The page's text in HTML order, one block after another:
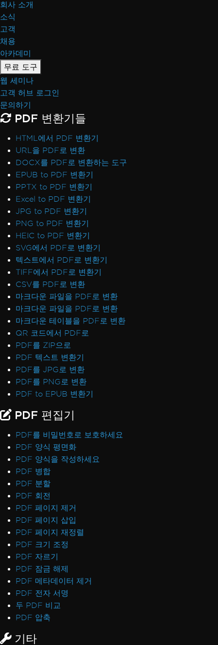
회사 소개
소식
고객
채용
아카데미
무료 도구
웹 세미나
고객 허브 로그인
문의하기
PDF 변환기들
HTML에서 PDF 변환기
URL을 PDF로 변환
DOCX를 PDF로 변환하는 도구
EPUB to PDF 변환기
PPTX to PDF 변환기
Excel to PDF 변환기
JPG to PDF 변환기
PNG to PDF 변환기
HEIC to PDF 변환기
SVG에서 PDF로 변환기
텍스트에서 PDF로 변환기
TIFF에서 PDF로 변환기
CSV를 PDF로 변환
마크다운 파일을 PDF로 변환
마크다운 파일을 PDF로 변환
마크다운 테이블을 PDF로 변환
QR 코드에서 PDF로
PDF를 ZIP으로
PDF 텍스트 변환기
PDF를 JPG로 변환
PDF를 PNG로 변환
PDF to EPUB 변환기
PDF 편집기
PDF를 비밀번호로 보호하세요
PDF 양식 평면화
PDF 양식을 작성하세요
PDF 병합
PDF 분할
PDF 회전
PDF 페이지 제거
PDF 페이지 삽입
PDF 페이지 재정렬
PDF 크기 조정
PDF 자르기
PDF 잠금 해제
PDF 메타데이터 제거
PDF 전자 서명
두 PDF 비교
PDF 압축
기타